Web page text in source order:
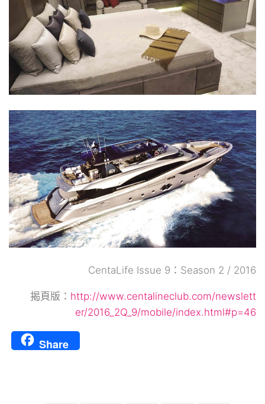
CentaLife Issue 9：Season 2 / 2016
揭頁版： http://www.centalineclub.com/newslett
er/2016_2Q_9/mobile/index.html#p=46
Share